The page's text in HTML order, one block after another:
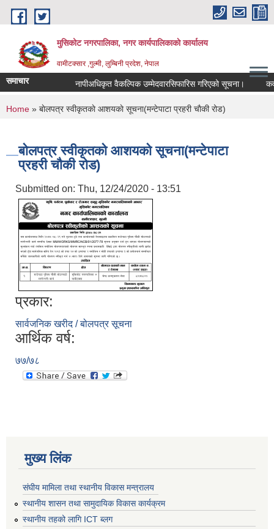
Skip to main content
मुसिकोट नगरपालिका, नगर कार्यपालिकाकाे कार्यालय
वामीटक्सार ,गुल्मी, लुम्बिनी प्रदेश, नेपाल
समाचार नापीअधिकृत वैकल्पिक उम्मेदवारसिफारिस गरिएको सूचना।
You are here
Home » बाेलपत्र स्वीकृतकाे आशयकाे सूचना(मन्टेपाटा प्रहरी चाैकी रोड)
बाेलपत्र स्वीकृतकाे आशयकाे सूचना(मन्टेपाटा
प्रहरी चाैकी रोड)
Submitted on: Thu, 12/24/2020 - 13:51
प्रकार:
सार्वजनिक खरीद / बोलपत्र सूचना
आर्थिक वर्ष:
७७/७८
मुख्य लिंक
संघीय मामिला तथा स्थानीय विकास मन्त्रालय
स्थानीय शासन तथा सामुदायिक विकास कार्यक्रम
स्थानीय तहको लागि ICT ब्लग